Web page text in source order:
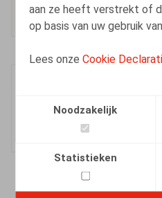
aan ze heeft verstrekt of
op basis van uw gebruik
Lees onzeCookie
Noodzakelijk
Statistieken